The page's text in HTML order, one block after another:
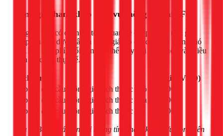
Bảng giá tham khảo dịch vụ thông gió tại 1Fix
Để giúp bạn có cái nhìn tổng quan về chi phí cho một giải
pháp lâu dài, dưới đây là bảng giá lắp đặt quả cầu thông gió
tại 1Fix. Chi phí cuối cùng có thể thay đổi tùy thuộc vào điều
kiện thi công thực tế.
Dịch vụ
Đơn giá (VNĐ)
Lắp đặt quả cầu thông gió kích thước nhỏ
550.000
Lắp đặt quả cầu thông gió kích thước vừa
650.000
Lắp đặt quả cầu thông gió kích thước lớn
800.000
Lưu ý: Bảng giá trên chỉ mang tính tham khảo. Vui lòng liên